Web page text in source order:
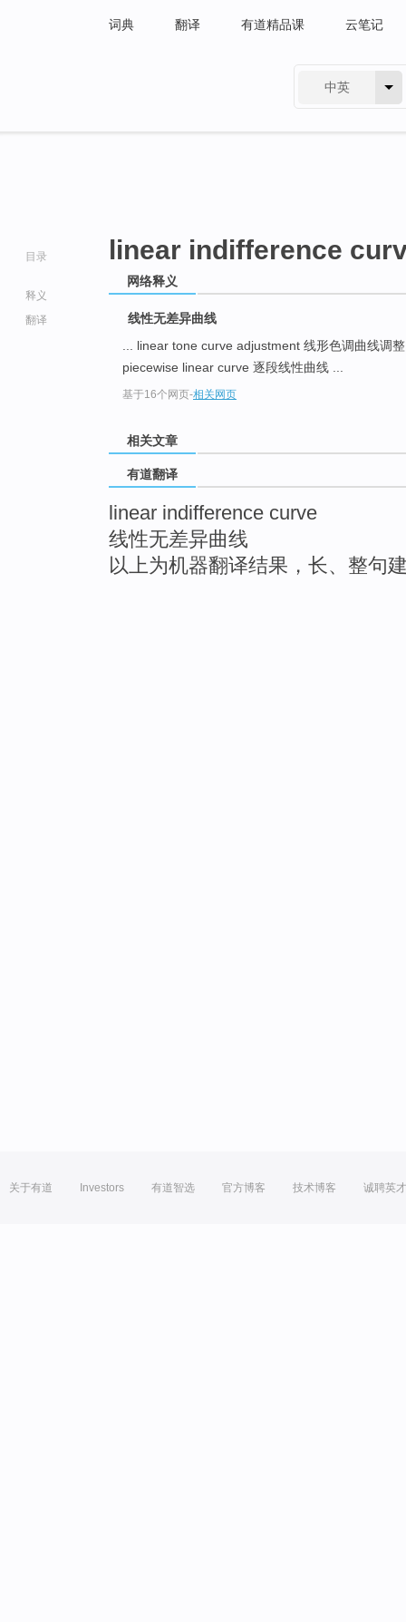
词典 翻译 有道精品课 云笔记
中英
目录
释义
翻译
linear indifference
网络释义
线性无差异曲线
... linear tone curve adjustment 线形色调曲线调
piecewise linear curve 逐段线性曲线 ...
基于16个网页-相关网页
相关文章
有道翻译
linear indifference curve
线性无差异曲线
以上为机器翻译结果，长、整句
关于有道 Investors 有道智选 官方博客 技术博客 诚聘英才